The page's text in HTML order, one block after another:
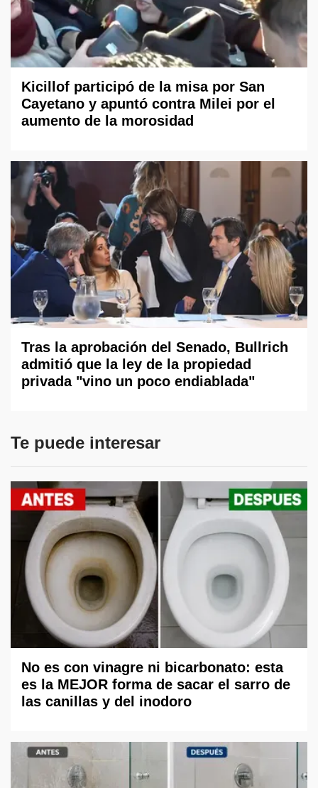
Kicillof participó de la misa por San
Cayetano y apuntó contra Milei por el
aumento de la morosidad
Tras la aprobación del Senado, Bullrich
admitió que la ley de la propiedad
privada "vino un poco endiablada"
Te puede interesar
No es con vinagre ni bicarbonato: esta
es la MEJOR forma de sacar el sarro de
las canillas y del inodoro